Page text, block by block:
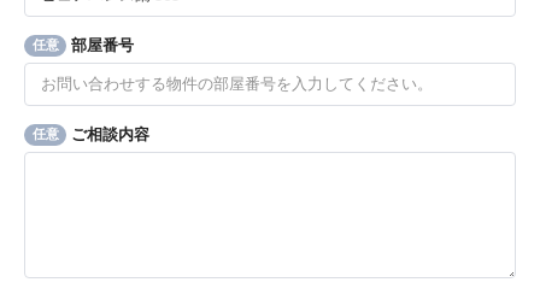
任意 部屋番号
任意 ご相談内容